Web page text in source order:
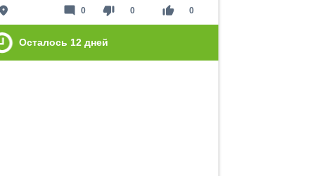
place thumb_down 0 thumb_up 0
mode_comment 0
Осталось 12 дней